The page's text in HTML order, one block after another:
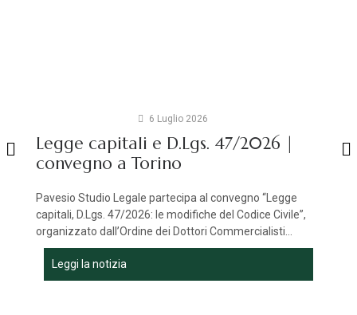
6 Luglio 2026
Legge capitali e D.Lgs. 47/2026 |
convegno a Torino
Pavesio Studio Legale partecipa al convegno “Legge
capitali, D.Lgs. 47/2026: le modifiche del Codice Civile”,
organizzato dall’Ordine dei Dottori Commercialisti...
Leggi la notizia